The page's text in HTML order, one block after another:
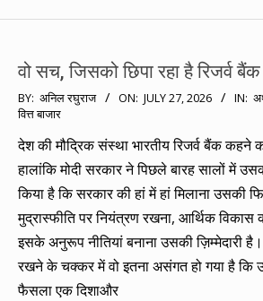
वो सच, जिसको छिपा रहा है रिजर्व बैंक
2026-
07-
27
BY: अनिल रघुराज ON: JULY 27, 2026 IN:
वित्त बाजार
देश की मौद्रिक संस्था भारतीय रिजर्व बैंक कहने
हालांकि मोदी सरकार ने पिछले बारह सालों में
किया है कि सरकार की हां में हां मिलाना उसकी
मुद्रास्फीति पर नियंत्रण रखना, आर्थिक
इसके अनुरूप नीतियां बनाना उसकी ज़िम्मेदारी
रखने के चक्कर में वो इतना असंगत हो गया है
फैसला एक दिशाऔर